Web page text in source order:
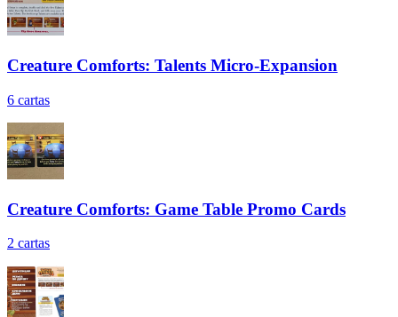
Creature Comforts: Talents Micro-Expansion
6 cartas
Creature Comforts: Game Table Promo Cards
2 cartas